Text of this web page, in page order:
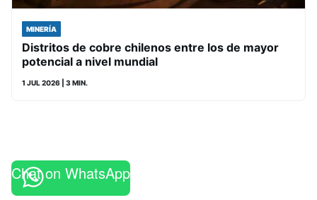
MINERÍA
Distritos de cobre chilenos entre los de mayor
potencial a nivel mundial
1 JUL 2026 | 3 MIN.
Chat on WhatsApp